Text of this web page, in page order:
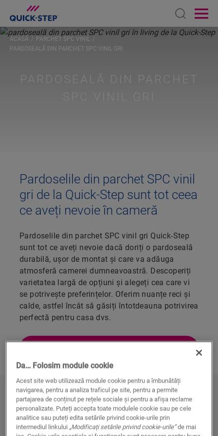
Open
PARDOSEALĂ DIN PARCHET
ACASĂ
PARCHET SPC VINIL
PARDOSEALĂ DIN PARCHET SPC VINIL GRI
Pardoselile din parchet SPC vinil
gri de la Quick-Step sunt tot ceea
ce aveți nevoie în cameră
Pardoselile din parchet SPC vinil gri Quick-Step
sunt tot ce aveți nevoie dacă doriți o pardoseală
durabilă, ușor de montat și care va adăuga
atmosferă camerei dumneavoastră. Descoperiți
varietatea largă de opțiuni și alegeți cea care vi
se potrivește preferințelor. Oferim nuanțe reci și
calde, astfel încât să găsiți întotdeauna potrivirea
perfectă pentru casa dvs.
DESCOPERIȚI PARDOSELILE NOASTRE
Descoperiți pardoselile noastre din
parchet SPC vinil gri
Da… Folosim module cookie
Acest site web utilizează module cookie pentru a îmbunătăți
navigarea, pentru a analiza traficul pe site, pentru a permite
partajarea de conținut pe rețele sociale și pentru a afișa reclame
personalizate. Puteți accepta toate modulele cookie sau pe cele
analitice sau puteți edita setările privind cookie-urile prin
intermediul linkului „Modificați setările privind cookie-urile”de mai